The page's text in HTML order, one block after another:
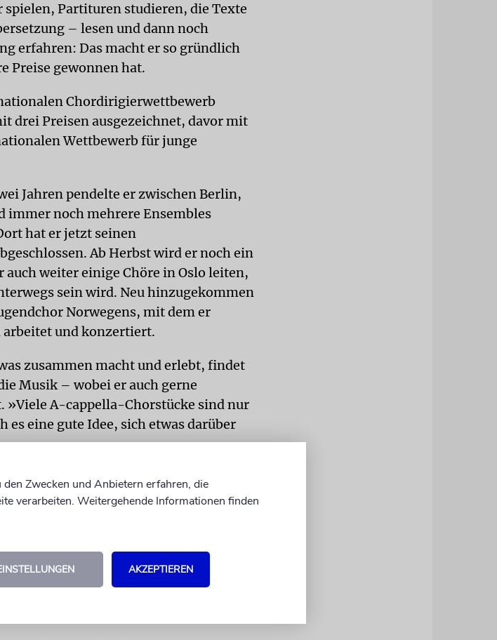
Partituren studieren, die Texte
– lesen und dann noch
erfahren: Das macht er so gründlich
Preise gewonnen hat.
Chordirigierwettbewerb
drei Preisen ausgezeichnet, davor mit
Wettbewerb für junge
Jahren pendelte er zwischen Berlin,
immer noch mehrere Ensembles
hat er jetzt seinen
Ab Herbst wird er noch ein
weiter einige Chöre in Oslo leiten,
sein wird. Neu hinzugekommen
Norwegens, mit dem er
arbeitet und konzertiert.
zusammen macht und erlebt, findet
Musik – wobei er auch gerne
»Viele A-cappella-Chorstücke sind nur
eine gute Idee, sich etwas darüber
Berlin hatte er etwa eine
Musik Märchen zu lesen. Auch mag
Überschrift zu geben, wie
von der Renaissance bis zu
deren Auswahl wird immer wieder
Zwecken und Anbietern erfahren, die
verarbeiten. Weitergehende Informationen finden
AKZEPTIEREN